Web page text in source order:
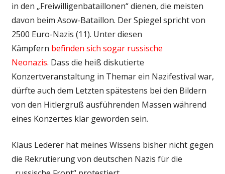
in den „Freiwilligenbataillonen“ dienen, die meisten
davon beim Asow-Bataillon. Der Spiegel spricht von
2500 Euro-Nazis (11). Unter diesen
Kämpfern befinden sich sogar russische
Neonazis. Dass die heiß diskutierte
Konzertveranstaltung in Themar ein Nazifestival war,
dürfte auch dem Letzten spätestens bei den Bildern
von den Hitlergruß ausführenden Massen während
eines Konzertes klar geworden sein.
Klaus Lederer hat meines Wissens bisher nicht gegen
die Rekrutierung von deutschen Nazis für die